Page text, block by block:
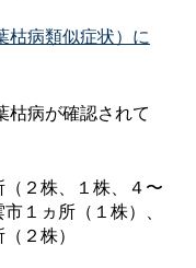
枯病類似症状）に
枯病が確認されて
２株、１株、４〜
１ヵ所（１株）、
２株）